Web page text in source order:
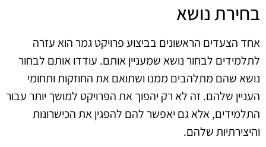
בחירת נושא
אחד הצעדים הראשונים בביצוע פרויקט גמר הוא עזרה
לתלמידים לבחור נושא שמעניין אותם. עודדו אותם לבחור
נושא שהם מתלהבים ממנו ושתואם את החוזקות ותחומי
העניין שלהם. זה לא רק יהפוך את הפרויקט למושך יותר עבור
התלמידים, אלא גם יאפשר להם להפגין את הכישרונות
והיצירתיות שלהם.